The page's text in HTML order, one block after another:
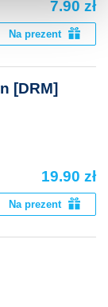
7.90 zł
Na prezent
[DRM]
19.90 zł
Na prezent